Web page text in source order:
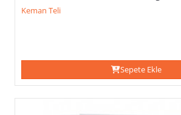
Keman Teli
Sepete Ekle